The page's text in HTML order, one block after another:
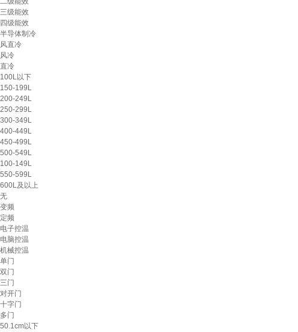
三级能效
四级能效
半导体制冷
风直冷
风冷
直冷
100L以下
150-199L
200-249L
250-299L
300-349L
400-449L
450-499L
500-549L
100-149L
550-599L
600L及以上
无
变频
定频
电子控温
电脑控温
机械控温
单门
双门
三门
对开门
十字门
多门
50.1cm以下